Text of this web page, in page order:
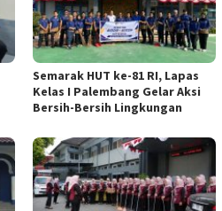
Semarak HUT ke-81 RI, Lapas
Kelas I Palembang Gelar Aksi
Bersih-Bersih Lingkungan